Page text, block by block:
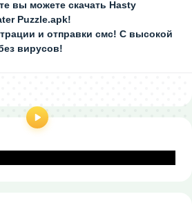
вы можете скачать Hasty
Puzzle.apk!
и отправки смс! С высокой
вирусов!